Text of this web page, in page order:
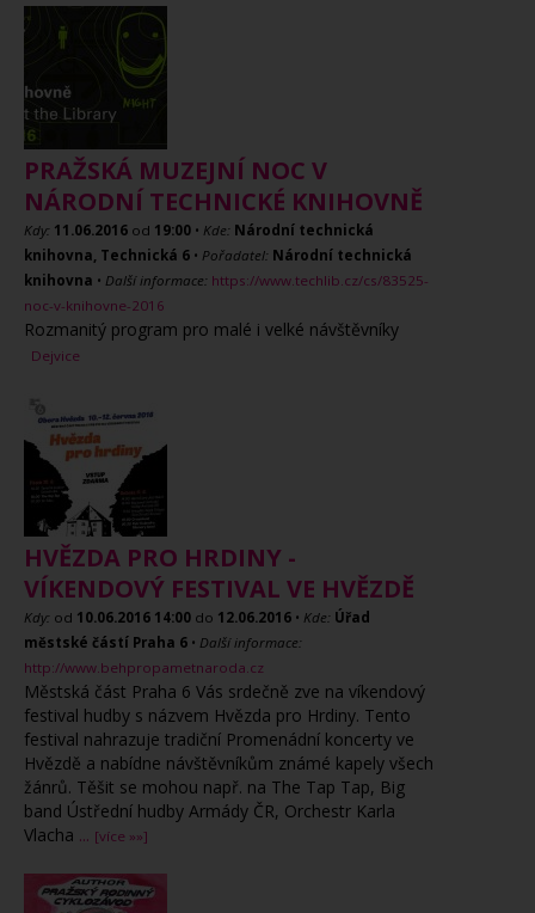
PRAŽSKÁ MUZEJNÍ NOC V
NÁRODNÍ TECHNICKÉ KNIHOVNĚ
Kdy: 11.06.2016 od 19:00 • Kde: Národní technická
knihovna, Technická 6 • Pořadatel: Národní technická
knihovna • Další informace: https://www.techlib.cz/cs/83525-
noc-v-knihovne-2016
Rozmanitý program pro malé i velké návštěvníky
Dejvice
HVĚZDA PRO HRDINY -
VÍKENDOVÝ FESTIVAL VE HVĚZDĚ
Kdy: od 10.06.2016 14:00 do 12.06.2016 • Kde: Úřad
městské částí Praha 6 • Další informace:
http://www.behpropametnaroda.cz
Městská část Praha 6 Vás srdečně zve na víkendový
festival hudby s názvem Hvězda pro Hrdiny. Tento
festival nahrazuje tradiční Promenádní koncerty ve
Hvězdě a nabídne návštěvníkům známé kapely všech
žánrů. Těšit se mohou např. na The Tap Tap, Big
band Ústřední hudby Armády ČR, Orchestr Karla
Vlacha ... [více »»]